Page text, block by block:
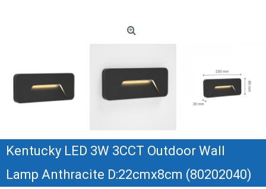
Kentucky LED 3W 3CCT Outdoor Wall
Lamp Anthracite D:22cmx8cm (80202040)